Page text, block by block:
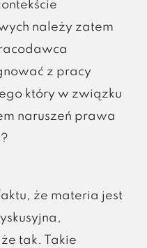
należy zatem
z pracy
który w związku
naruszeń prawa
że materia jest
tak. Takie